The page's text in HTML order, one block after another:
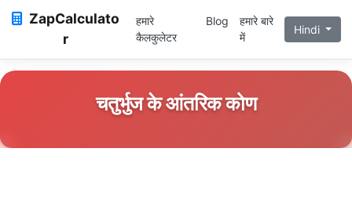
ZapCalculato
r
हमारे
कैलकुलेटर
Blog
हमारे बारे
में
Hindi
चतुर्भुज के आंतरिक कोण